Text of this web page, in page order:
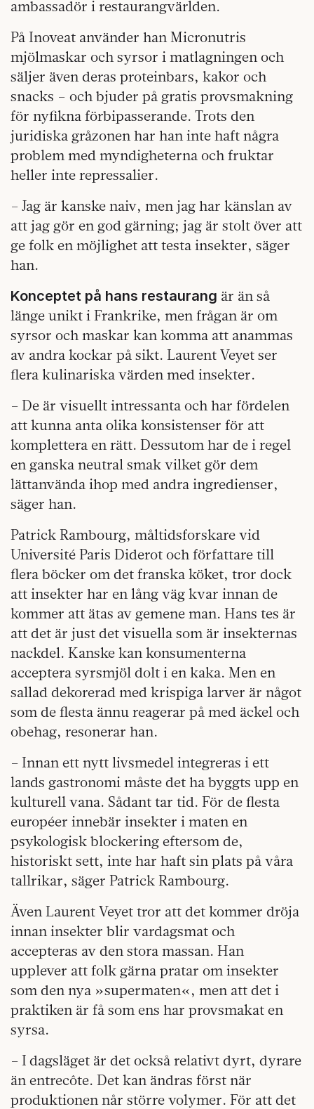
ambassadör i restaurangvärlden.
På Inoveat använder han Micronutris
mjölmaskar och syrsor i matlagningen och
säljer även deras proteinbars, kakor och
snacks – och bjuder på gratis provsmakning
för nyfikna förbipasserande. Trots den
juridiska gråzonen har han inte haft några
problem med myndigheterna och fruktar
heller inte repressalier.
– Jag är kanske naiv, men jag har känslan av
att jag gör en god gärning; jag är stolt över att
ge folk en möjlighet att testa insekter, säger
han.
Konceptet på hans restaurang är än så
länge unikt i Frankrike, men frågan är om
syrsor och maskar kan komma att anammas
av andra kockar på sikt. Laurent Veyet ser
flera kulinariska värden med insekter.
– De är visuellt intressanta och har fördelen
att kunna anta olika konsistenser för att
komplettera en rätt. Dessutom har de i regel
en ganska neutral smak vilket gör dem
lättanvända ihop med andra ingredienser,
säger han.
Patrick Rambourg, måltidsforskare vid
Université Paris Diderot och författare till
flera böcker om det franska köket, tror dock
att insekter har en lång väg kvar innan de
kommer att ätas av gemene man. Hans tes är
att det är just det visuella som är insekternas
nackdel. Kanske kan konsumenterna
acceptera syrsmjöl dolt i en kaka. Men en
sallad dekorerad med krispiga larver är något
som de flesta ännu reagerar på med äckel och
obehag, resonerar han.
– Innan ett nytt livsmedel integreras i ett
lands gastronomi måste det ha byggts upp en
kulturell vana. Sådant tar tid. För de flesta
européer innebär insekter i maten en
psykologisk blockering eftersom de,
historiskt sett, inte har haft sin plats på våra
tallrikar, säger Patrick Rambourg.
Även Laurent Veyet tror att det kommer dröja
innan insekter blir vardagsmat och
accepteras av den stora massan. Han
upplever att folk gärna pratar om insekter
som den nya »supermaten«, men att det i
praktiken är få som ens har provsmakat en
syrsa.
– I dagsläget är det också relativt dyrt, dyrare
än entrecôte. Det kan ändras först när
produktionen når större volymer. För att det